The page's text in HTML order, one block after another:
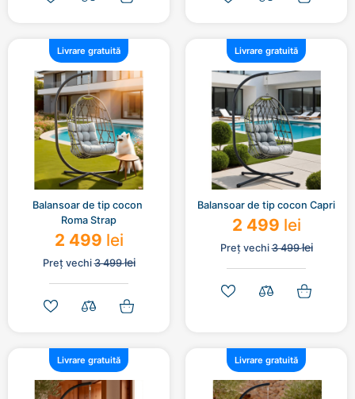
Livrare gratuită
Balansoar de tip cocon
Roma Strap
2 499 lei
Preț vechi3 499lei
Livrare gratuită
Balansoar de tip cocon Capri
2 499 lei
Preț vechi3 499lei
Livrare gratuită Livrare gratuită